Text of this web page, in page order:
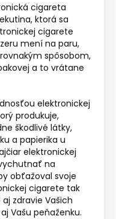
cigareta
ktorá sa
cigarete
mení na paru,
spôsobom,
a to vrátane
elektronickej
produkuje,
škodlivé látky,
a papierika u
elektronickej
na
obťažoval svoje
cigarete tak
zdravie Vašich
Vašu peňaženku.